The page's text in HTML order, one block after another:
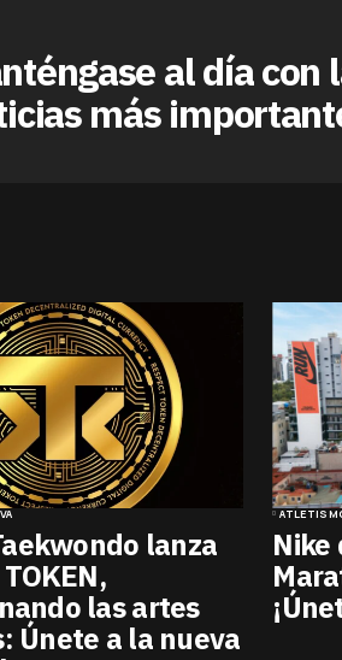
al día con
más
lanza
las artes
Únete a la nueva
Nike